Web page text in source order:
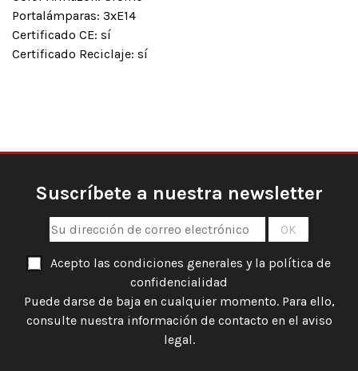
Portalámparas: 3xE14
Certificado CE: sí
Certificado Reciclaje: sí
Suscríbete a nuestra newsletter
Acepto las condiciones generales y la política de
confidencialidad
Puede darse de baja en cualquier momento. Para ello,
consulte nuestra información de contacto en el aviso
legal.